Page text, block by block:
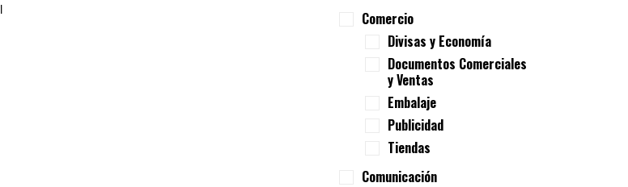
Comercio
Divisas y Economía
Documentos Comerciales
y Ventas
Embalaje
Publicidad
Tiendas
Comunicación